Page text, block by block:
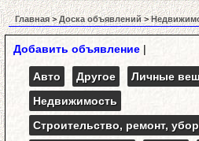
Главная>Доска объявлений>
Добавить объявление |
Авто Другое
Личные
Недвижимость
Строительство, ремонт,